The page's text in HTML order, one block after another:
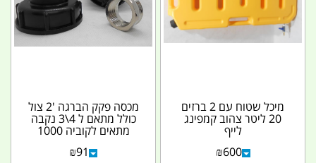
מיכל שטוח עם 2 ברזים
20 ליטר צהוב קמפינג
לייף
₪600
מכסה פקק הברגה '2 צול
כולל מתאם ל 4\3 נקבה
מתאים לקוביה 1000
ליטר הברגה גסה IBC...
₪91